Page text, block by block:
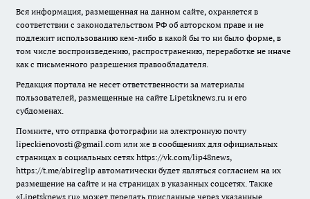
Вся информация, размещенная на данном сайте, охраняется в
соответствии с законодательством РФ об авторском праве и не
подлежит использованию кем-либо в какой бы то ни было форме, в
том числе воспроизведению, распространению, переработке не иначе
как с письменного разрешения правообладателя.
Редакция портала не несет ответственности за материалы
пользователей, размещенные на сайте Lipetsknews.ru и его
субдоменах.
Помните, что отправка фотографии на электронную почту
lipeckienovosti@gmail.com или же в сообщениях для официальных
страницах в социальных сетях https://vk.com/lip48news,
https://t.me/abireglip автоматически будет являться согласием на их
размещение на сайте и на страницах в указанных соцсетях. Также
«Lipetsknews.ru» может передать присланные через указанные